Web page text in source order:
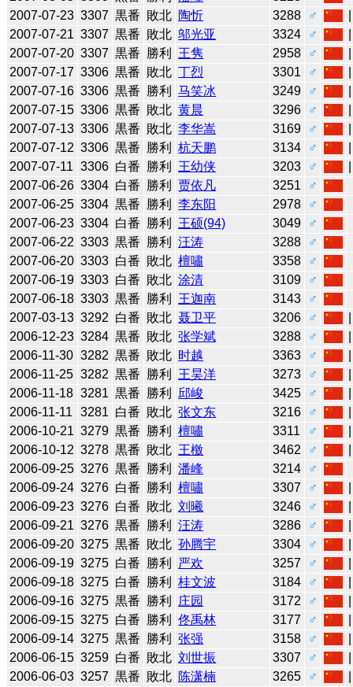
2007-07-23 3307 黒番 敗北 陶忻 3288 ♂
2007-07-21 3307 黒番 敗北 邬光亚 3324 ♂
2007-07-20 3307 黒番 勝利 王隽 2958 ♂
2007-07-17 3306 黒番 敗北 丁烈 3301 ♂
2007-07-16 3306 黒番 勝利 马笑冰 3249 ♂
2007-07-15 3306 黒番 敗北 黄晨 3296 ♂
2007-07-13 3306 黒番 敗北 李华嵩 3169 ♂
2007-07-12 3306 黒番 勝利 杭天鹏 3134 ♂
2007-07-11 3306 白番 勝利 王幼侠 3203 ♂
2007-06-26 3304 白番 勝利 贾依凡 3251
♂
2007-06-25 3304 黒番 勝利 李东阳 2978
♂
2007-06-23 3304 白番 勝利 王硕(94) 3049
♂
2007-06-22 3303 黒番 勝利 汪涛 3288
♂
2007-06-20 3303 白番 敗北 檀嘯 3358
♂
2007-06-19 3303 白番 敗北 涂清 3109
♂
2007-06-18 3303 黒番 勝利 王迦南 3143
♂
2007-03-13 3292 白番 敗北 聂卫平 3206 ♂
2006-12-23 3284 黒番 敗北 张学斌 3288 ♂
2006-11-30 3282 黒番 敗北 时越 3363 ♂
2006-11-25 3282 黒番 勝利 王昊洋 3273 ♂
2006-11-18 3281 黒番 勝利 邱峻 3425 ♂
2006-11-11
3281 白番 敗北 张文东 3216 ♂
2006-10-21 3279 黒番 勝利 檀嘯 3311 ♂
2006-10-12 3278 黒番 敗北 王檄 3462 ♂
2006-09-25 3276 黒番 勝利 潘峰 3214
♂
2006-09-24 3276 白番 勝利 檀嘯 3307 ♂
2006-09-23 3276 白番 敗北 刘曦 3246 ♂
2006-09-21 3276 黒番 勝利 汪涛 3286 ♂
2006-09-20 3275 黒番 敗北 孙腾宇 3304 ♂
2006-09-19 3275 白番 勝利 严欢 3257 ♂
2006-09-18 3275 白番 勝利 桂文波 3184 ♂
2006-09-16 3275 黒番 勝利 庄园 3172 ♂
2006-09-15 3275 白番 勝利 佟禹林 3177 ♂
2006-09-14 3275 黒番 勝利 张强 3158 ♂
2006-06-15 3259 白番 敗北 刘世振 3307 ♂
2006-06-03 3257 黒番 敗北 陈潇楠 3265 ♂